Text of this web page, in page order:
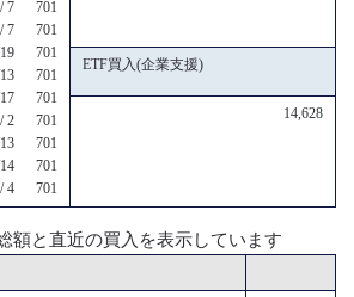
7 701
7 701
19 701
13 701
17 701
2 701
13 701
14 701
4 701
ETF買入(企業支援)
14,628
額と直近の買入を表示しています